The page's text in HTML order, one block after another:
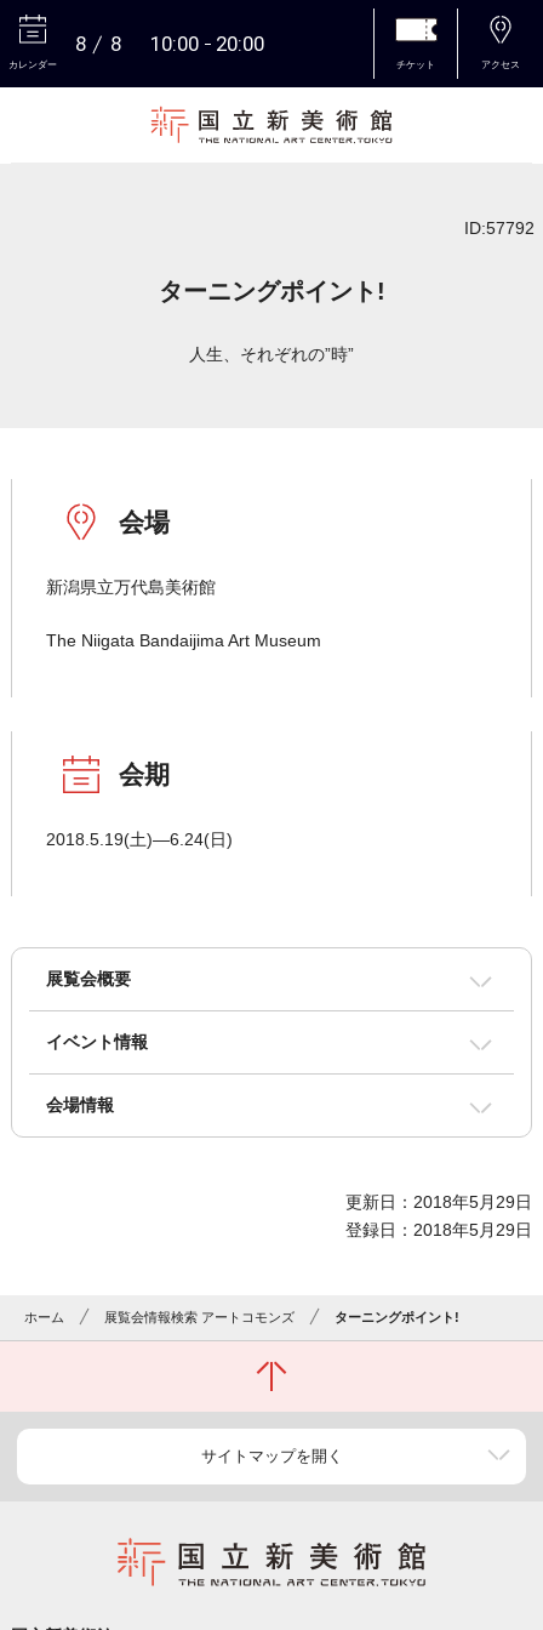
カレンダー
8 8 10:00 20:00
チケット アクセス
ID:57792
ターニングポイント!
人生、それぞれの”時”
会場
新潟県立万代島美術館
The Niigata Bandaijima Art Museum
会期
2018.5.19(土)―6.24(日)
展覧会概要
イベント情報
会場情報
更新日：2018年5月29日
登録日：2018年5月29日
ホーム 展覧会情報検索 アートコモンズ ターニングポイント!
サイトマップを開く